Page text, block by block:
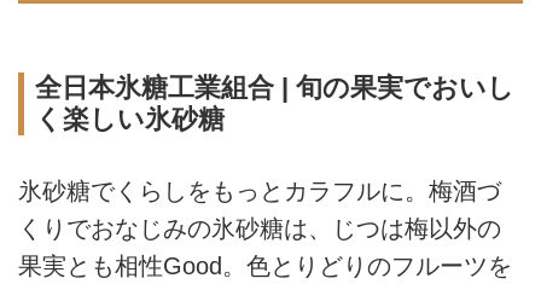
全日本氷糖工業組合 | 旬の果実でおいし
く楽しい氷砂糖
氷砂糖でくらしをもっとカラフルに。梅酒づ
くりでおなじみの氷砂糖は、じつは梅以外の
果実とも相性Good。色とりどりのフルーツを